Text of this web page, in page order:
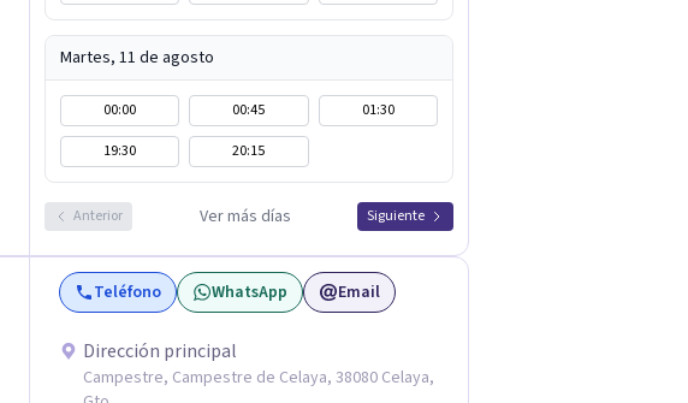
Martes, 11 de agosto
00:00 00:45
01:30
19:30
20:15
Anterior Ver más días Siguiente
Teléfono WhatsApp Email
Dirección principal
Campestre, Campestre de Celaya, 38080 Celaya,